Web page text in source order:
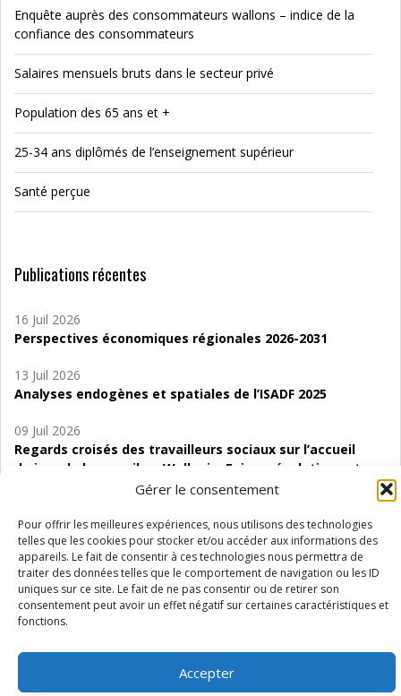
Gérer le consentement
Pour offrir les meilleures expériences, nous utilisons des technologies
telles que les cookies pour stocker et/ou accéder aux informations des
appareils. Le fait de consentir à ces technologies nous permettra de
traiter des données telles que le comportement de navigation ou les ID
uniques sur ce site. Le fait de ne pas consentir ou de retirer son
consentement peut avoir un effet négatif sur certaines caractéristiques et
fonctions.
Accepter
Enquête auprès des consommateurs wallons – indice de la
confiance des consommateurs
Salaires mensuels bruts dans le secteur privé
Population des 65 ans et +
25-34 ans diplômés de l’enseignement supérieur
Santé perçue
Publications récentes
16 Juil 2026
Perspectives économiques régionales 2026-2031
13 Juil 2026
Analyses endogènes et spatiales de l’ISADF 2025
09 Juil 2026
Regards croisés des travailleurs sociaux sur l’accueil
de jour de bas seuil en Wallonie. Enjeux, évolutions et
06 Juil 2026
Étude d’évaluabilité des Structures
d’accompagnement à l’autocréation d’emploi (SAACE)
01 Juil 2026
Pénurie du personnel infirmier :quels indicateurs
Wallonie ?